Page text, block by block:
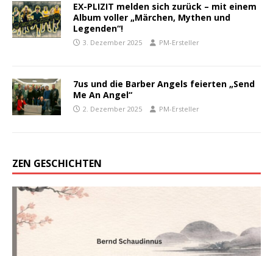
EX-PLIZIT melden sich zurück – mit einem
Album voller „Märchen, Mythen und
Legenden“!
3. Dezember 2025 PM-Ersteller
7us und die Barber Angels feierten „Send
Me An Angel“
2. Dezember 2025 PM-Ersteller
ZEN GESCHICHTEN